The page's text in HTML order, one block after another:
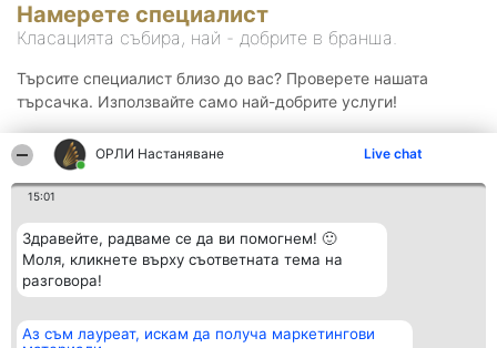
ОРЛИ Настаняване Live chat
15:01
Здравейте, радваме се да ви помогнем! 🙂
Моля, кликнете върху съответната тема на
разговора!
Аз съм лауреат, искам да получа маркетингови
Намерете специалист
Класацията събира, най - добрите в бранша.
Търсите специалист близо до вас? Проверете нашата
търсачка. Използвайте само най-добрите услуги!
Организатор на
Класация Контакти